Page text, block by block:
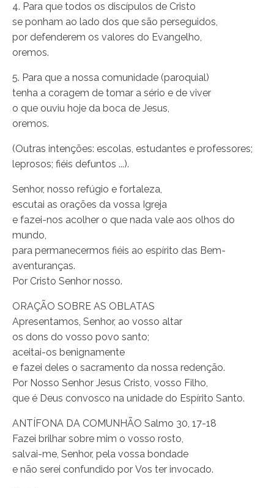
4. Para que todos os discípulos de Cristo
se ponham ao lado dos que são perseguidos,
por defenderem os valores do Evangelho,
oremos.
5. Para que a nossa comunidade (paroquial)
tenha a coragem de tomar a sério e de viver
o que ouviu hoje da boca de Jesus,
oremos.
(Outras intenções: escolas, estudantes e professores;
leprosos; fiéis defuntos ...).
Senhor, nosso refúgio e fortaleza,
escutai as orações da vossa Igreja
e fazei-nos acolher o que nada vale aos olhos do
mundo,
para permanecermos fiéis ao espírito das Bem-
aventuranças.
Por Cristo Senhor nosso.
ORAÇÃO SOBRE AS OBLATAS
Apresentamos, Senhor, ao vosso altar
os dons do vosso povo santo;
aceitai-os benignamente
e fazei deles o sacramento da nossa redenção.
Por Nosso Senhor Jesus Cristo, vosso Filho,
que é Deus convosco na unidade do Espírito Santo.
ANTÍFONA DA COMUNHÃO Salmo 30, 17-18
Fazei brilhar sobre mim o vosso rosto,
salvai-me, Senhor, pela vossa bondade
e não serei confundido por Vos ter invocado.